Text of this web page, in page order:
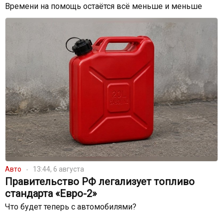
Времени на помощь остаётся всё меньше и меньше
Авто 13:44, 6 августа
Правительство РФ легализует топливо
стандарта «Евро-2»
Что будет теперь с автомобилями?